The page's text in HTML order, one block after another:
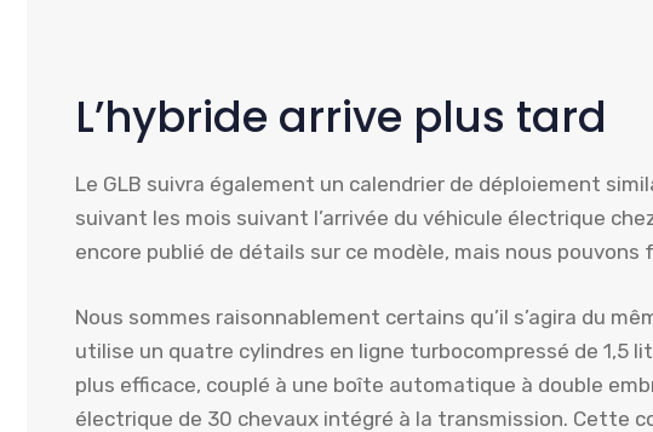
L’hybride arrive plus tard
Le GLB suivra également un calendrier de déploiement
suivant les mois suivant l’arrivée du véhicule électrique
encore publié de détails sur ce modèle, mais nous
Nous sommes raisonnablement certains qu’il s’agira du
utilise un quatre cylindres en ligne turbocompressé de 1,5
plus efficace, couplé à une boîte automatique à double
électrique de 30 chevaux intégré à la transmission. Cette